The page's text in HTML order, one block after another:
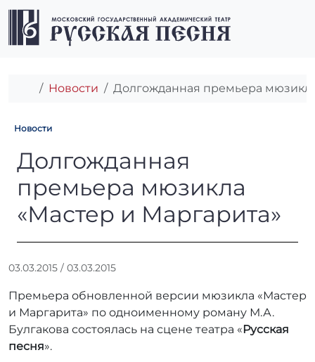
Перейти к содержимому
Перейти к футеру
Главная
Новости Долгожданная премьера
Новости
Долгожданная премьера
Долгожданная
премьера мюзикла
«Мастер и Маргарита»
03.03.2015 / 03.03.2015
т
о
р
Премьера обновленной версии мюзикла «Мастер
и Маргарита» по одноименному роману М.А.
Булгакова состоялась на сцене театра «Русская
песня».